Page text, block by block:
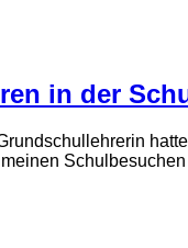
in der